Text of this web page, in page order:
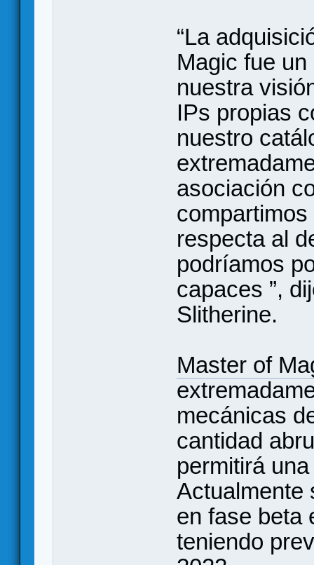
“La
Magic fue
nuestra
IPs propias
nuestro
asociación
respecta al
podríamos
capaces ”,
Slitherine.
Master of
mecánicas
cantidad
permitirá
Actualmente
en fase beta
teniendo